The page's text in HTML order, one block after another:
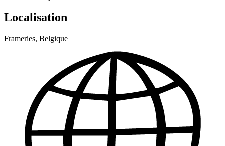
Localisation
Frameries, Belgique